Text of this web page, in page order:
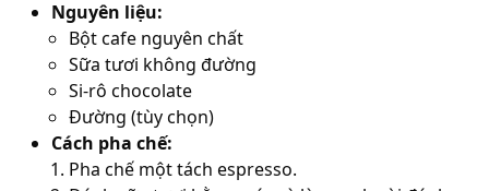
Nguyên liệu:
Bột cafe nguyên chất
Sữa tươi không đường
Si-rô chocolate
Đường (tùy chọn)
Cách pha chế:
Pha chế một tách espresso.